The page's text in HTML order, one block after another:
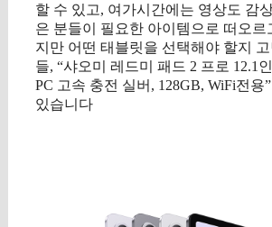
할 수 있고, 여가시간에는 영상도 감
은 분들이 필요한 아이템으로 떠오르
지만 어떤 태블릿을 선택해야 할지
들, “샤오미 레드미 패드 2 프로 12.1
PC 고속 충전 실버, 128GB, WiFi전용
있습니다